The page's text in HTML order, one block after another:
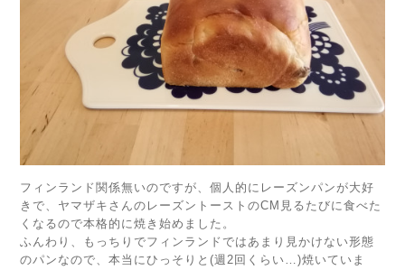
フィンランド関係無いのですが、個人的にレーズンパンが大好
きで、ヤマザキさんのレーズントーストのCM見るたびに食べた
くなるので本格的に焼き始めました。
ふんわり、もっちりでフィンランドではあまり見かけない形態
のパンなので、本当にひっそりと(週2回くらい…)焼いていま